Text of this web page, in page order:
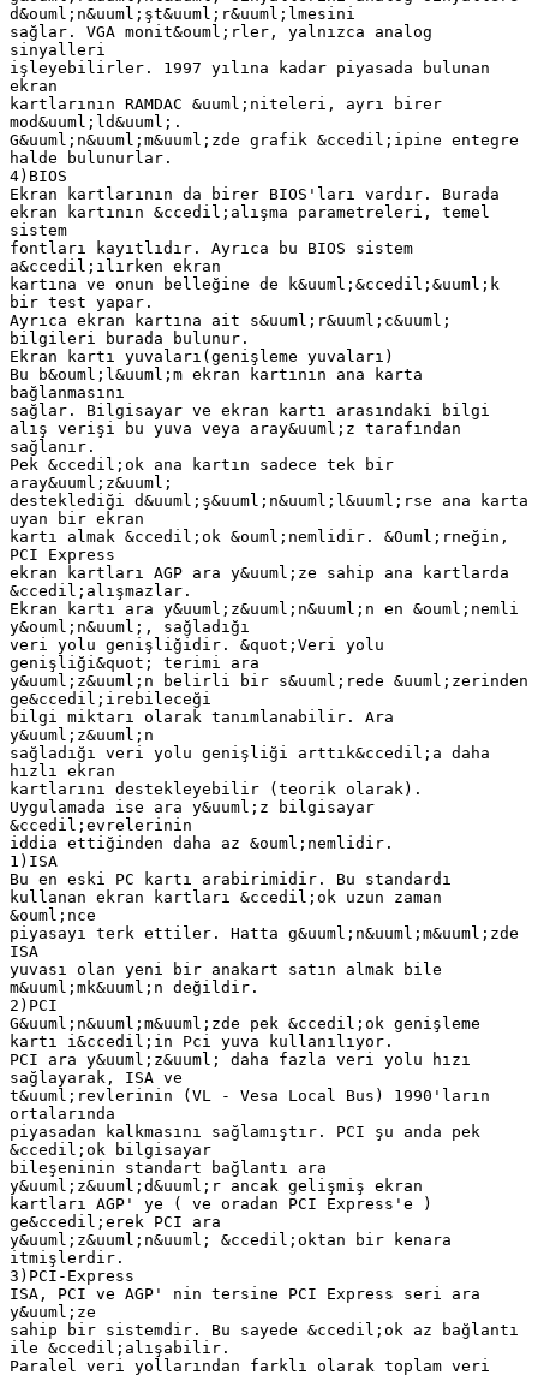
d&ouml;n&uuml;şt&uuml;r&uuml;lmesini
sağlar. VGA monit&ouml;rler, yalnızca analog
sinyalleri
işleyebilirler. 1997 yılına kadar piyasada bulunan
ekran
kartlarının RAMDAC &uuml;niteleri, ayrı birer
mod&uuml;ld&uuml;.
G&uuml;n&uuml;m&uuml;zde grafik &ccedil;ipine entegre
halde bulunurlar.
4)BIOS
Ekran kartlarının da birer BIOS'ları vardır. Burada
ekran kartının &ccedil;alışma parametreleri, temel
sistem
fontları kayıtlıdır. Ayrıca bu BIOS sistem
a&ccedil;ılırken ekran
kartına ve onun belleğine de k&uuml;&ccedil;&uuml;k
bir test yapar.
Ayrıca ekran kartına ait s&uuml;r&uuml;c&uuml;
bilgileri burada bulunur.
Ekran kartı yuvaları(genişleme yuvaları)
Bu b&ouml;l&uuml;m ekran kartının ana karta
bağlanmasını
sağlar. Bilgisayar ve ekran kartı arasındaki bilgi
alış verişi bu yuva veya aray&uuml;z tarafından
sağlanır.
Pek &ccedil;ok ana kartın sadece tek bir
aray&uuml;z&uuml;
desteklediği d&uuml;ş&uuml;n&uuml;l&uuml;rse ana karta
uyan bir ekran
kartı almak &ccedil;ok &ouml;nemlidir. &Ouml;rneğin,
PCI Express
ekran kartları AGP ara y&uuml;ze sahip ana kartlarda
&ccedil;alışmazlar.
Ekran kartı ara y&uuml;z&uuml;n&uuml;n en &ouml;nemli
y&ouml;n&uuml;, sağladığı
veri yolu genişliğidir. &quot;Veri yolu
genişliği&quot; terimi ara
y&uuml;z&uuml;n belirli bir s&uuml;rede &uuml;zerinden
ge&ccedil;irebileceği
bilgi miktarı olarak tanımlanabilir. Ara
y&uuml;z&uuml;n
sağladığı veri yolu genişliği arttık&ccedil;a daha
hızlı ekran
kartlarını destekleyebilir (teorik olarak).
Uygulamada ise ara y&uuml;z bilgisayar
&ccedil;evrelerinin
iddia ettiğinden daha az &ouml;nemlidir.
1)ISA
Bu en eski PC kartı arabirimidir. Bu standardı
kullanan ekran kartları &ccedil;ok uzun zaman
&ouml;nce
piyasayı terk ettiler. Hatta g&uuml;n&uuml;m&uuml;zde
ISA
yuvası olan yeni bir anakart satın almak bile
m&uuml;mk&uuml;n değildir.
2)PCI
G&uuml;n&uuml;m&uuml;zde pek &ccedil;ok genişleme
kartı i&ccedil;in Pci yuva kullanılıyor.
PCI ara y&uuml;z&uuml; daha fazla veri yolu hızı
sağlayarak, ISA ve
t&uuml;revlerinin (VL - Vesa Local Bus) 1990'ların
ortalarında
piyasadan kalkmasını sağlamıştır. PCI şu anda pek
&ccedil;ok bilgisayar
bileşeninin standart bağlantı ara
y&uuml;z&uuml;d&uuml;r ancak gelişmiş ekran
kartları AGP' ye ( ve oradan PCI Express'e )
ge&ccedil;erek PCI ara
y&uuml;z&uuml;n&uuml; &ccedil;oktan bir kenara
itmişlerdir.
3)PCI-Express
ISA, PCI ve AGP' nin tersine PCI Express seri ara
y&uuml;ze
sahip bir sistemdir. Bu sayede &ccedil;ok az bağlantı
ile &ccedil;alışabilir.
Paralel veri yollarından farklı olarak toplam veri